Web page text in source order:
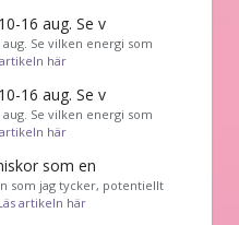
16 aug. Se v
Se vilken energi som
här
16 aug. Se v
Se vilken energi som
här
som en
som jag tycker, potentiellt
artikeln här